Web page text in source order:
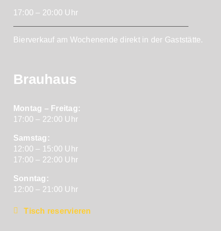
17:00 – 20:00 Uhr
Bierverkauf am Wochenende direkt in der Gaststätte.
Brauhaus
Montag – Freitag:
17:00 – 22:00 Uhr
Samstag:
12:00 – 15:00 Uhr
17:00 – 22:00 Uhr
Sonntag:
12:00 – 21:00 Uhr
Tisch reservieren